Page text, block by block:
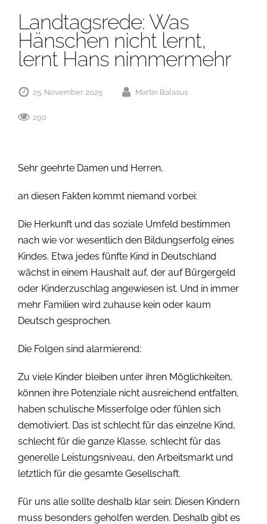
Landtagsrede: Was
Hänschen nicht lernt,
lernt Hans nimmermehr
25. November 2025 Martin Balasus
290
Sehr geehrte Damen und Herren,
an diesen Fakten kommt niemand vorbei:
Die Herkunft und das soziale Umfeld bestimmen
nach wie vor wesentlich den Bildungserfolg eines
Kindes. Etwa jedes fünfte Kind in Deutschland
wächst in einem Haushalt auf, der auf Bürgergeld
oder Kinderzuschlag angewiesen ist. Und in immer
mehr Familien wird zuhause kein oder kaum
Deutsch gesprochen.
Die Folgen sind alarmierend:
Zu viele Kinder bleiben unter ihren Möglichkeiten,
können ihre Potenziale nicht ausreichend entfalten,
haben schulische Misserfolge oder fühlen sich
demotiviert. Das ist schlecht für das einzelne Kind,
schlecht für die ganze Klasse, schlecht für das
generelle Leistungsniveau, den Arbeitsmarkt und
letztlich für die gesamte Gesellschaft.
Für uns alle sollte deshalb klar sein: Diesen Kindern
muss besonders geholfen werden. Deshalb gibt es